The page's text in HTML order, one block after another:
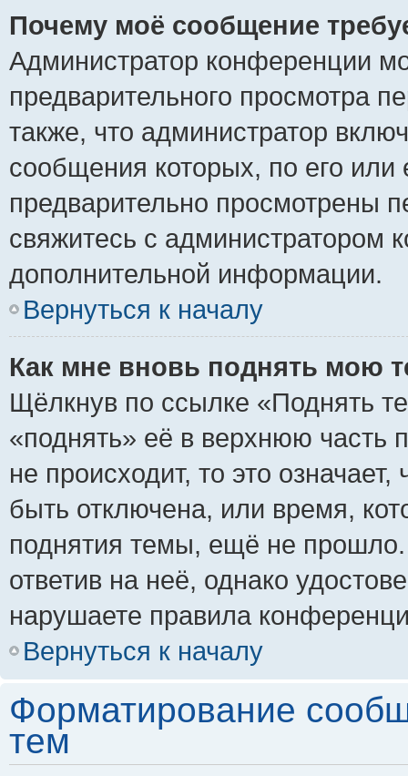
Почему моё сообщение
Администратор конференции
предварительного просмотра
также, что администратор
сообщения которых, по его
предварительно просмотрены
свяжитесь с администратором
дополнительной информации.
Вернуться к началу
Как мне вновь поднять мою
Щёлкнув по ссылке «Поднять
«поднять» её в верхнюю часть
не происходит, то это
быть отключена, или время,
поднятия темы, ещё не
ответив на неё, однако
нарушаете правила
Вернуться к началу
Форматирование
тем